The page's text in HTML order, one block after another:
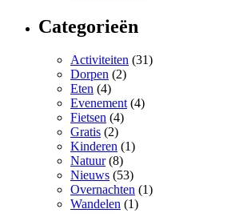
Categorieën
Activiteiten (31)
Dorpen (2)
Eten (4)
Evenement(4)
Fietsen (4)
Gratis (2)
Kinderen (1)
Natuur(8)
Nieuws (53)
Overnachten (1)
Wandelen (1)